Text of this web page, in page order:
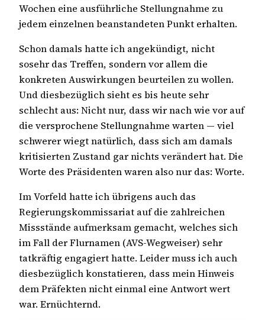
Wochen eine ausführliche Stellungnahme zu
jedem einzelnen beanstandeten Punkt erhalten.
Schon damals hatte ich angekündigt, nicht
sosehr das Treffen, sondern vor allem die
konkreten Auswirkungen beurteilen zu wollen.
Und diesbezüglich sieht es bis heute sehr
schlecht aus: Nicht nur, dass wir nach wie vor auf
die versprochene Stellungnahme warten — viel
schwerer wiegt natürlich, dass sich am damals
kritisierten Zustand gar nichts verändert hat. Die
Worte des Präsidenten waren also nur das: Worte.
Im Vorfeld hatte ich übrigens auch das
Regierungskommissariat auf die zahlreichen
Missstände aufmerksam gemacht, welches sich
im Fall der Flurnamen (AVS-Wegweiser) sehr
tatkräftig engagiert hatte. Leider muss ich auch
diesbezüglich konstatieren, dass mein Hinweis
dem Präfekten nicht einmal eine Antwort wert
war. Ernüchternd.